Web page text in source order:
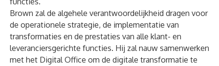
Brown zal de algehele verantwoordelijkheid dragen voor
de operationele strategie, de implementatie van
transformaties en de prestaties van alle klant- en
leveranciersgerichte functies. Hij zal nauw samenwerken
met het Digital Office om de digitale transformatie te